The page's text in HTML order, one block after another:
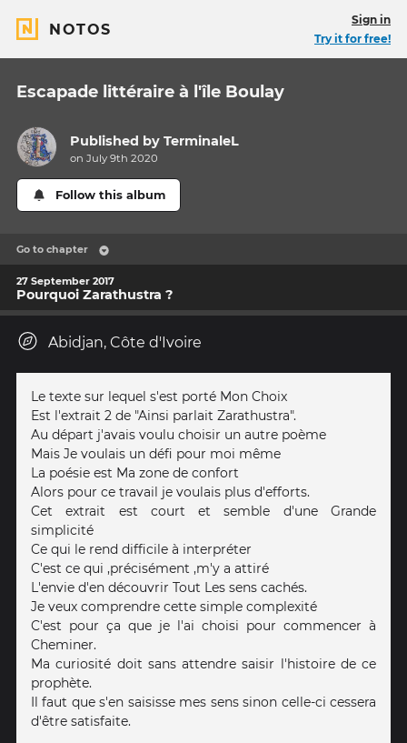
NOTOS
Sign in
Try it for free!
Escapade littéraire à l'île Boulay
Published byTerminaleL
on July 9th 2020
Follow this album
Go to chapter
27 September 2017
Pourquoi Zarathustra ?
Abidjan, Côte d'Ivoire
Le texte sur lequel s'est porté Mon Choix
Est l'extrait 2 de "Ainsi parlait Zarathustra".
Au départ j'avais voulu choisir un autre poème
Mais Je voulais un défi pour moi même
La poésie est Ma zone de confort
Alors pour ce travail je voulais plus d'efforts.
Cet extrait est court et semble d'une Grande
simplicité
Ce qui le rend difficile à interpréter
C'est ce qui ,précisément ,m'y a attiré
L'envie d'en découvrir Tout Les sens cachés.
Je veux comprendre cette simple complexité
C'est pour ça que je l'ai choisi pour commencer à
Cheminer.
Ma curiosité doit sans attendre saisir l'histoire de ce
prophète.
Il faut que s'en saisisse mes sens sinon celle-ci cessera
d'être satisfaite.